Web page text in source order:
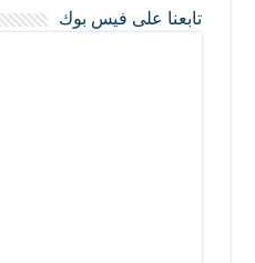
تابعنا على فيس بوك